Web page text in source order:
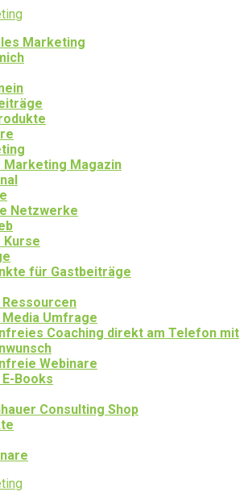
Marketing
Marketing Magazin
Netzwerke
Kurse
für Gastbeiträge
Ressourcen
Umfrage
Coaching direkt am Telefon mit
Webinare
Books
Consulting Shop